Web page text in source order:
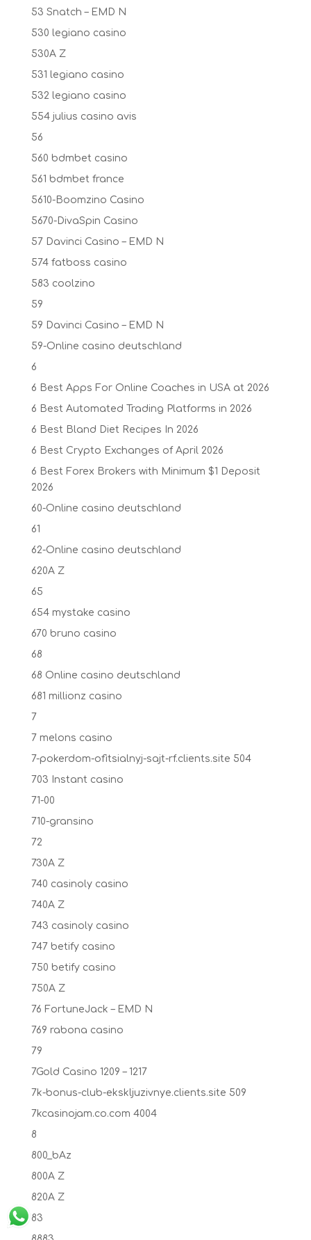
53 Snatch – EMD N
530 legiano casino
530A Z
531 legiano casino
532 legiano casino
554 julius casino avis
56
560 bdmbet casino
561 bdmbet france
5610-Boomzino Casino
5670-DivaSpin Casino
57 Davinci Casino – EMD N
574 fatboss casino
583 coolzino
59
59 Davinci Casino – EMD N
59-Online casino deutschland
6
6 Best Apps For Online Coaches in USA at 2026
6 Best Automated Trading Platforms in 2026
6 Best Bland Diet Recipes In 2026
6 Best Crypto Exchanges of April 2026
6 Best Forex Brokers with Minimum $1 Deposit ️
2026
60-Online casino deutschland
61
62-Online casino deutschland
620A Z
65
654 mystake casino
670 bruno casino
68
68 Online casino deutschland
681 millionz casino
7
7 melons casino
7-pokerdom-ofitsialnyj-sajt-rf.clients.site 504
703 Instant casino
71-00
710-gransino
72
730A Z
740 casinoly casino
740A Z
743 casinoly casino
747 betify casino
750 betify casino
750A Z
76 FortuneJack – EMD N
769 rabona casino
79
7Gold Casino 1209 – 1217
7k-bonus-club-ekskljuzivnye.clients.site 509
7kcasinojam.co.com 4004
8
800_bAz
800A Z
820A Z
83